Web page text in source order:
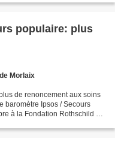
populaire: plus
Morlaix
de renoncement aux soins
baromètre Ipsos / Secours
à la Fondation Rothschild à